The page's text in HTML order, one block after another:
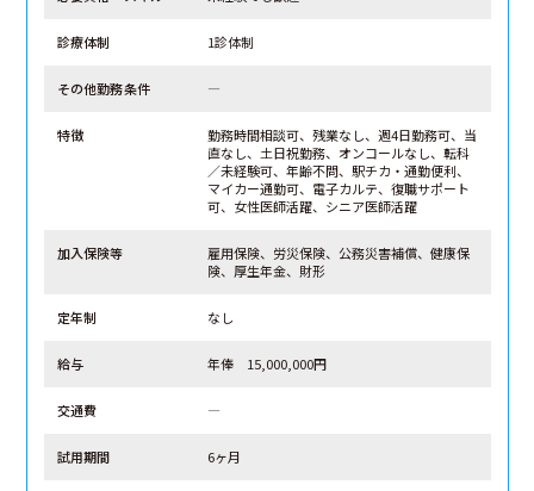
診療体制 1診体制
その他勤務条件 ―
特徴
勤務時間相談可、残業なし、週4日勤務可、当
直なし、土日祝勤務、オンコールなし、転科
／未経験可、年齢不問、駅チカ・通勤便利、
マイカー通勤可、電子カルテ、復職サポート
可、女性医師活躍、シニア医師活躍
加入保険等
雇用保険、労災保険、公務災害補償、健康保
険、厚生年金、財形
定年制 なし
給与 年俸 15,000,000円
交通費 ―
試用期間 6ヶ月